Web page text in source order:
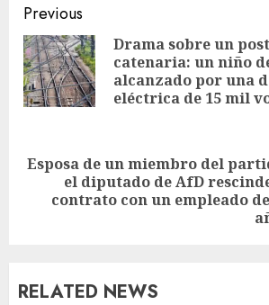
Previous
Drama sobre un
catenaria: un niño
alcanzado por una
eléctrica de 15 mil
Esposa de un miembro del
el diputado de AfD
contrato con un empleado
RELATED NEWS